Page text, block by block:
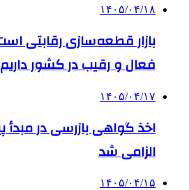
۱۴۰۵/۰۴/۱۸
فعال و رقیب در کشور داریم
۱۴۰۵/۰۴/۱۷
اخذ گواهی بازرسی در مبدأ
الزامی شد
۱۴۰۵/۰۴/۱۵